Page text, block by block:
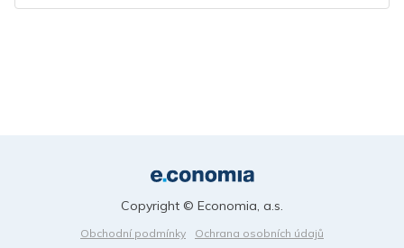
Obchodní podmínky
Ochrana osobních údajů
Copyright © Economia, a.s.